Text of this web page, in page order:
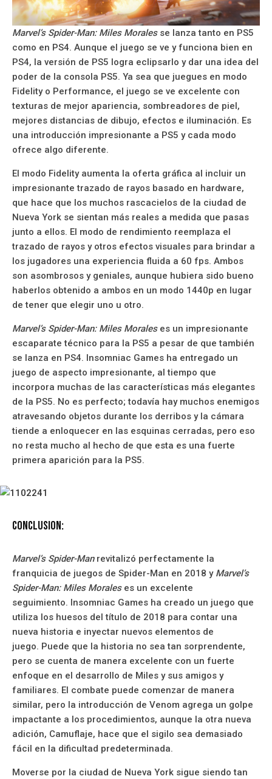
Marvel’s Spider-Man: Miles Morales se lanza tanto en PS5
como en PS4. Aunque el juego se ve y funciona bien en
PS4, la versión de PS5 logra eclipsarlo y dar una idea del
poder de la consola PS5. Ya sea que juegues en modo
Fidelity o Performance, el juego se ve excelente con
texturas de mejor apariencia, sombreadores de piel,
mejores distancias de dibujo, efectos e iluminación. Es
una introducción impresionante a PS5 y cada modo
ofrece algo diferente.
El modo Fidelity aumenta la oferta gráfica al incluir un
impresionante trazado de rayos basado en hardware,
que hace que los muchos rascacielos de la ciudad de
Nueva York se sientan más reales a medida que pasas
junto a ellos. El modo de rendimiento reemplaza el
trazado de rayos y otros efectos visuales para brindar a
los jugadores una experiencia fluida a 60 fps. Ambos
son asombrosos y geniales, aunque hubiera sido bueno
haberlos obtenido a ambos en un modo 1440p en lugar
de tener que elegir uno u otro.
Marvel’s Spider-Man: Miles Moraleses un impresionante
escaparate técnico para la PS5 a pesar de que también
se lanza en PS4. Insomniac Games ha entregado un
juego de aspecto impresionante, al tiempo que
incorpora muchas de las características más elegantes
de la PS5. No es perfecto; todavía hay muchos enemigos
atravesando objetos durante los derribos y la cámara
tiende a enloquecer en las esquinas cerradas, pero eso
no resta mucho al hecho de que esta es una fuerte
primera aparición para la PS5.
Conclusion:
Marvel’s Spider-Manrevitalizó perfectamente la
franquicia de juegos de Spider-Man en 2018 y Marvel’s
Spider-Man: Miles Moraleses un excelente
seguimiento. Insomniac Games ha creado un juego que
utiliza los huesos del título de 2018 para contar una
nueva historia e inyectar nuevos elementos de
juego. Puede que la historia no sea tan sorprendente,
pero se cuenta de manera excelente con un fuerte
enfoque en el desarrollo de Miles y sus amigos y
familiares. El combate puede comenzar de manera
similar, pero la introducción de Venom agrega un golpe
impactante a los procedimientos, aunque la otra nueva
adición, Camuflaje, hace que el sigilo sea demasiado
fácil en la dificultad predeterminada.
Moverse por la ciudad de Nueva York sigue siendo tan